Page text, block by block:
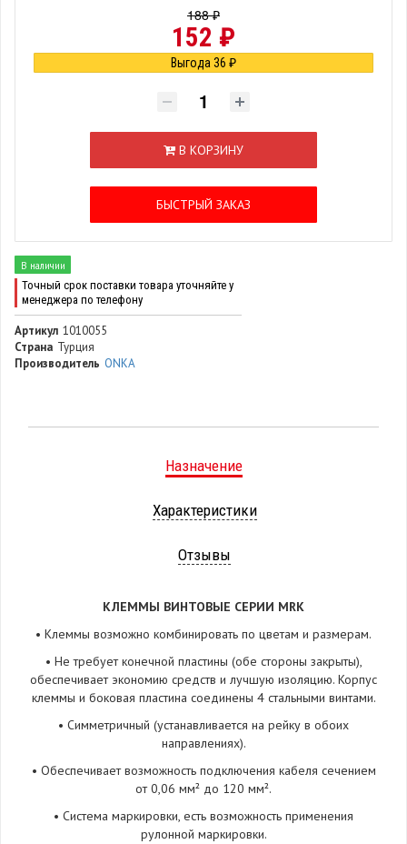
188 ₽
152 ₽
Выгода 36 ₽
В КОРЗИНУ
БЫСТРЫЙ ЗАКАЗ
В наличии
Точный срок поставки товара уточняйте у
менеджера по телефону
Артикул 1010055
Страна Турция
Производитель ONKA
Назначение
Характеристики
Отзывы
КЛЕММЫ ВИНТОВЫЕ СЕРИИ MRK
• Клеммы возможно комбинировать по цветам и размерам.
• Не требует конечной пластины (обе стороны закрыты),
обеспечивает экономию средств и лучшую изоляцию. Корпус
клеммы и боковая пластина соединены 4 стальными винтами.
• Симметричный (устанавливается на рейку в обоих
направлениях).
• Обеспечивает возможность подключения кабеля сечением
от 0,06 мм² до 120 мм².
• Система маркировки, есть возможность применения
рулонной маркировки.